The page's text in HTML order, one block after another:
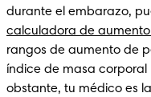
calculadora de
rangos de aumento de
índice de masa corporal
obstante, tu médico es